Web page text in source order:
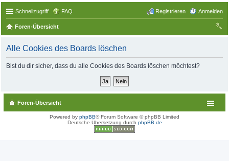
Schnellzugriff FAQ Anmelden
Registrieren
Foren-Übersicht
Alle Cookies des Boards löschen
Bist du dir sicher, dass du alle Cookies des Boards löschen möchtest?
Foren-Übersicht
Powered by phpBB® Forum Software © phpBB Limited
Deutsche Übersetzung durch phpBB.de